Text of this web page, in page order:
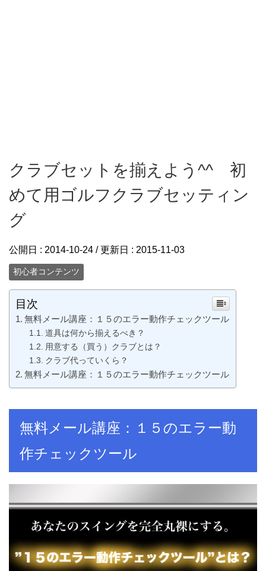
クラブセットを揃えよう^^ 初
めて用ゴルフクラブセッティン
グ
公開日 : 2014-10-24 / 更新日 : 2015-11-03
初心者コンテンツ
目次
無料メール講座：１５のエラー動作チェックツール
道具は何から揃えるべき？
用意する（買う）クラブとは？
クラブ代っていくら？
無料メール講座：１５のエラー動作チェックツール
無料メール講座：１５のエラー動
作チェックツール